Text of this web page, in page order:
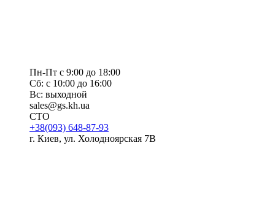
Пн-Пт с 9:00 до 18:00
Сб: с 10:00 до 16:00
Вс: выходной
sales@gs.kh.ua
СТО
+38(093) 648-87-93
г. Киев, ул. Холодноярская 7В